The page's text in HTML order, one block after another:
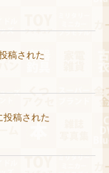
稿された
投稿された